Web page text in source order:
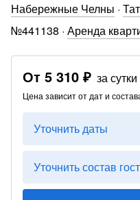
Набережные Челны ·
№441138 · Аренда
От 5 310 ₽ за сутки
Цена зависит от дат и
Уточнить даты
Уточнить состав